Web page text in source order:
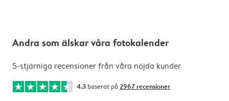
Andra som älskar våra fotokalender
5-stjärniga recensioner från våra nöjda kunder
4.3 baserat på 2967 recensioner